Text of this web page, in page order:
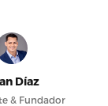
Díaz
& Fundador